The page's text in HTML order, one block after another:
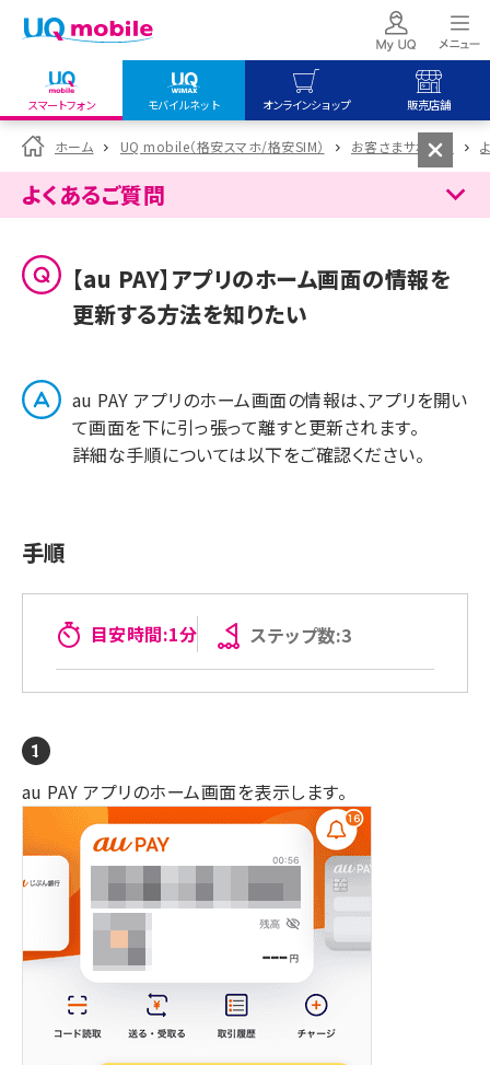
スマートフォン モバイルネット オンラインショップ 販売店舗
my UQ WiMAX
UQ WiMAX ご契約の方
My UQ mobile
UQ mobile
データチャージサイト
UQ mobile
オンラインショップ
UQ WiMAX
UQ mobile
販売店舗
UQ WiMAX
ホーム UQ mobile（格安スマホ/格安SIM） お客さまサポート
よくあるご質問
【au PAY】アプリのホーム画面の情報を
更新する方法を知りたい
au PAY アプリのホーム画面の情報は、アプリを開い
て画面を下に引っ張って離すと更新されます。
詳細な手順については以下をご確認ください。
手順
目安時間:1分 ステップ数:3
au PAY アプリのホーム画面を表示します。